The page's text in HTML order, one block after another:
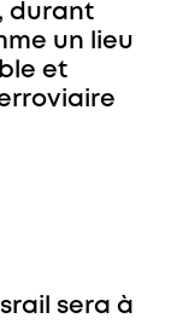
durant
un lieu
et
sera à